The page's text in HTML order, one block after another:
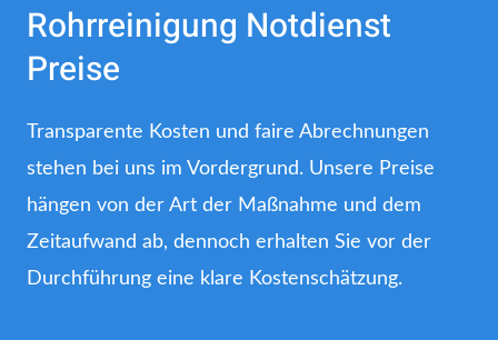
Rohrreinigung Notdienst
Preise
Transparente Kosten und faire Abrechnungen
stehen bei uns im Vordergrund. Unsere Preise
hängen von der Art der Maßnahme und dem
Zeitaufwand ab, dennoch erhalten Sie vor der
Durchführung eine klare Kostenschätzung.